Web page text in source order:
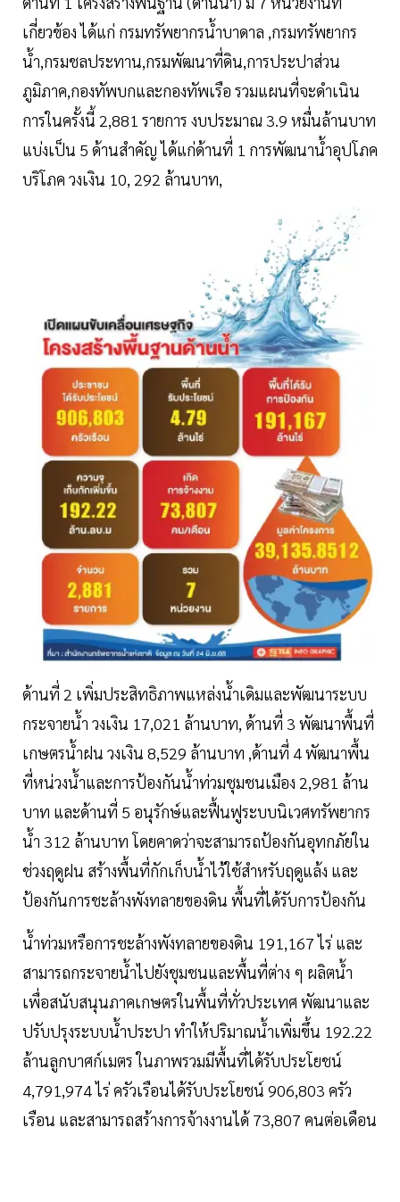
เกี่ยวข้อง ได้แก่ กรมทรัพยากรนํ้าบาดาล ,กรมทรัพยากร
นํ้า,กรมชลประทาน,กรมพัฒนาที่ดิน,การประปาส่วน
ภูมิภาค,กองทัพบกและกองทัพเรือ รวมแผนที่จะดำเนิน
การในครั้งนี้ 2,881 รายการ งบประมาณ 3.9 หมื่นล้านบาท
แบ่งเป็น 5 ด้านสำคัญ ได้แก่ด้านที่ 1 การพัฒนานํ้าอุปโภค
บริโภค วงเงิน 10, 292 ล้านบาท,
ด้านที่ 2 เพิ่มประสิทธิภาพแหล่งนํ้าเดิมและพัฒนาระบบ
กระจายนํ้า วงเงิน 17,021 ล้านบาท, ด้านที่ 3 พัฒนาพื้นที่
เกษตรนํ้าฝน วงเงิน 8,529 ล้านบาท ,ด้านที่ 4 พัฒนาพื้น
ที่หน่วงนํ้าและการป้องกันนํ้าท่วมชุมชนเมือง 2,981 ล้าน
บาท และด้านที่ 5 อนุรักษ์และฟื้นฟูระบบนิเวศทรัพยากร
นํ้า 312 ล้านบาท โดยคาดว่าจะสามารถป้องกันอุทกภัยใน
ช่วงฤดูฝน สร้างพื้นที่กักเก็บนํ้าไว้ใช้สำหรับฤดูแล้ง และ
ป้องกันการชะล้างพังทลายของดิน พื้นที่ได้รับการป้องกัน
นํ้าท่วมหรือการชะล้างพังทลายของดิน 191,167 ไร่ และ
สามารถกระจายนํ้าไปยังชุมชนและพื้นที่ต่าง ๆ ผลิตนํ้า
เพื่อสนับสนุนภาคเกษตรในพื้นที่ทั่วประเทศ พัฒนาและ
ปรับปรุงระบบนํ้าประปา ทำให้ปริมาณนํ้าเพิ่มขึ้น 192.22
ล้านลูกบาศก์เมตร ในภาพรวมมีพื้นที่ได้รับประโยชน์
4,791,974 ไร่ ครัวเรือนได้รับประโยชน์ 906,803 ครัว
เรือน และสามารถสร้างการจ้างงานได้ 73,807 คนต่อเดือน